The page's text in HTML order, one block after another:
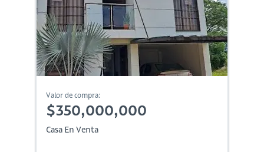
Valor de compra:
$350,000,000
Casa En Venta